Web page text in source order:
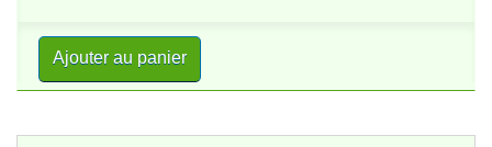
Ajouter au panier